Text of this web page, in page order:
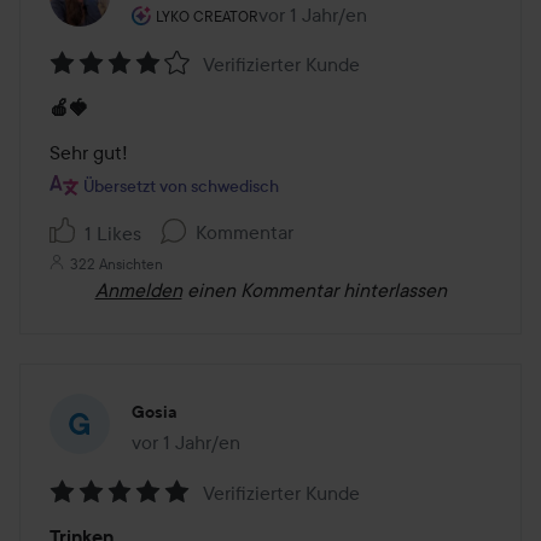
LYKO CREATOR
Rolle des Benutzers: Lyko Creator.
vor 1 Jahr/en
Der Beitrag wurde vor 1 Jahr/en
4
von
5
Verifizierter Kunde
🍎🍓
Sehr gut!
Übersetzt von schwedisch
1 Likes Kommentar
322 Ansichten
Anmelden einen Kommentar hinterlassen
Gosia
vor 1 Jahr/en
Der Beitrag wurde vor 1 Jahr/en erstellt
Verifizierter Kunde